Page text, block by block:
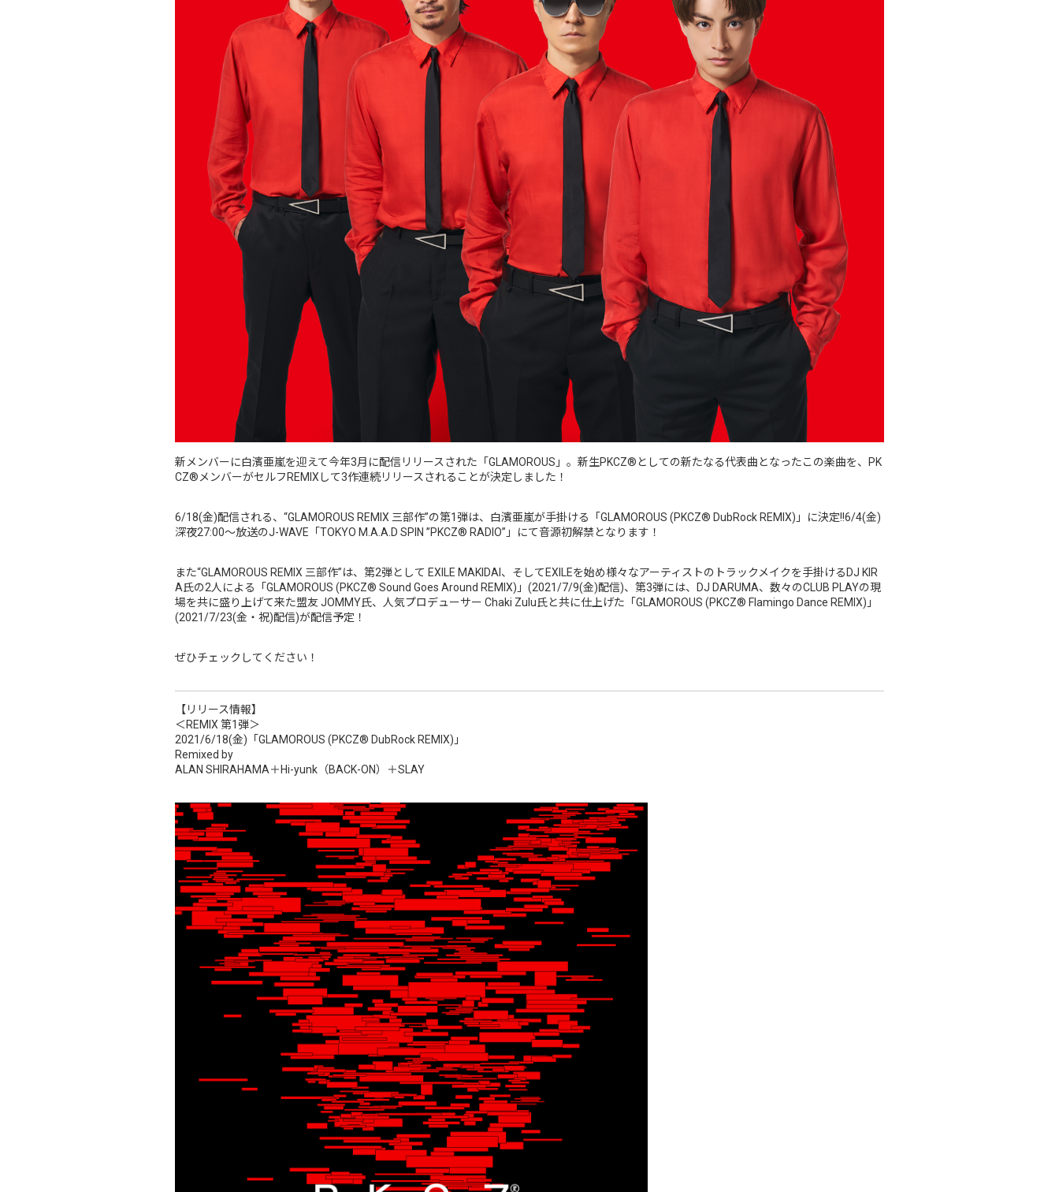
新メンバーに白濱亜嵐を迎えて今年3月に配信リリースされた「GLAMOROUS」。新生PKCZ®としての新たなる代表曲となったこの楽曲を、PK
CZ®メンバーがセルフREMIXして3作連続リリースされることが決定しました！
6/18(金)配信される、“GLAMOROUS REMIX 三部作”の第1弾は、白濱亜嵐が手掛ける「GLAMOROUS (PKCZ® DubRock REMIX)」に決定!!6/4(金)
深夜27:00～放送のJ-WAVE「TOKYO M.A.A.D SPIN ”PKCZ® RADIO”」にて音源初解禁となります！
また“GLAMOROUS REMIX 三部作”は、第2弾として EXILE MAKIDAI、そしてEXILEを始め様々なアーティストのトラックメイクを手掛けるDJ KIR
A氏の2人による「GLAMOROUS (PKCZ® Sound Goes Around REMIX)」(2021/7/9(金)配信)、第3弾には、DJ DARUMA、数々のCLUB PLAYの現
場を共に盛り上げて来た盟友 JOMMY氏、人気プロデューサー Chaki Zulu氏と共に仕上げた「GLAMOROUS (PKCZ® Flamingo Dance REMIX)」
(2021/7/23(金・祝)配信)が配信予定！
ぜひチェックしてください！
【リリース情報】
＜REMIX 第1弾＞
2021/6/18(金)「GLAMOROUS (PKCZ® DubRock REMIX)」
Remixed by
ALAN SHIRAHAMA＋Hi-yunk（BACK-ON）＋SLAY